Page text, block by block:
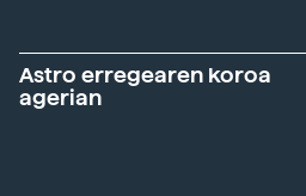
Astro erregearen koroa
agerian